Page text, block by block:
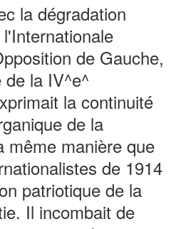
la dégradation
de Gauche,
la IV^e^
la continuité
de la
même manière que
de 1914
patriotique de la
Il incombait de